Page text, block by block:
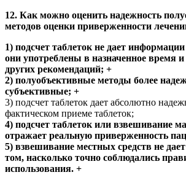
12. Как можно оценить надежность
методов оценки приверженности
1) подсчет таблеток не дает
они употреблены в назначенное время
других рекомендаций; +
2) полуобъективные методы более
субъективные; +
3) подсчет таблеток дает абсолютно
фактическом приеме таблеток;
4) подсчет таблеток или взвешивание
отражает реальную приверженность
5) взвешивание местных средств не
том, насколько точно соблюдались
использования. +